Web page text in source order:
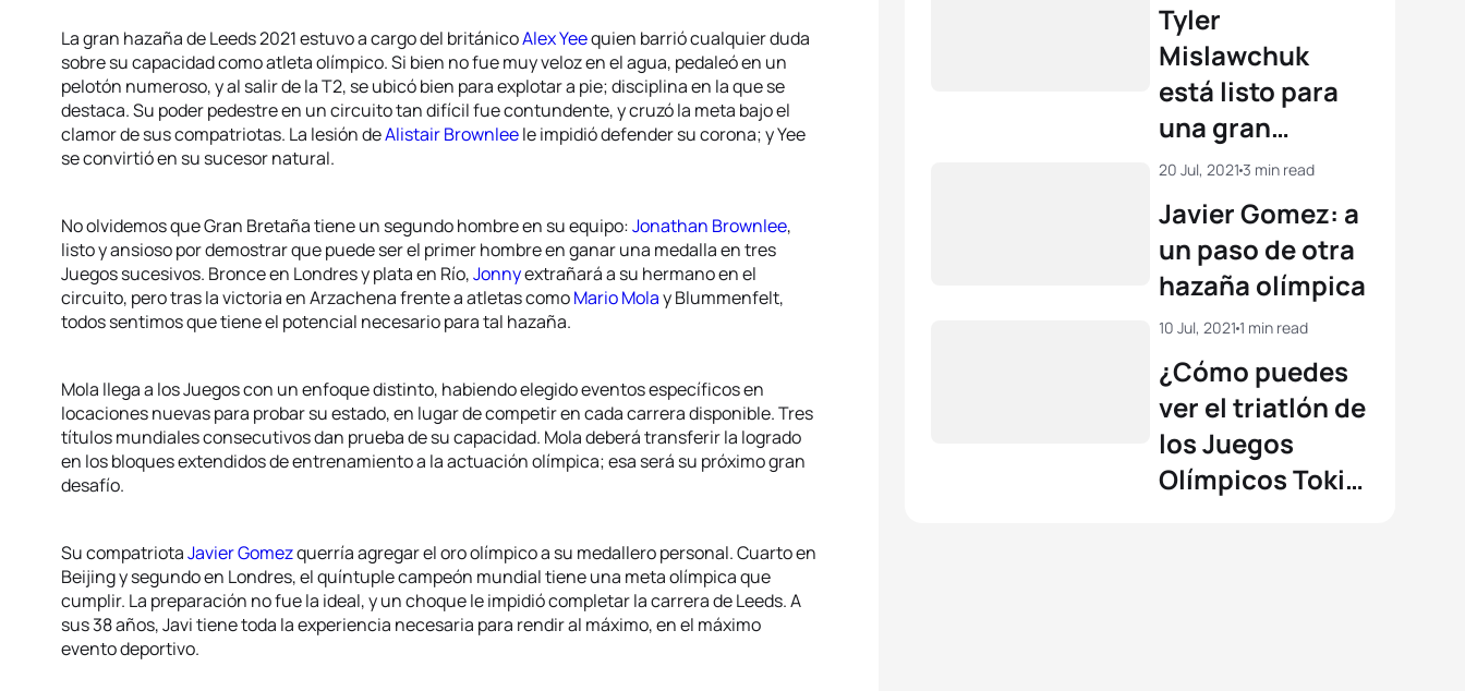
La gran hazaña de Leeds 2021 estuvo a cargo del británicoAlex Yeequien barrió cualquier duda
sobre su capacidad como atleta olímpico. Si bien no fue muy veloz en el agua, pedaleó en un
pelotón numeroso, y al salir de la T2, se ubicó bien para explotar a pie; disciplina en la que se
destaca. Su poder pedestre en un circuito tan difícil fue contundente, y cruzó la meta bajo el
clamor de sus compatriotas. La lesión deAlistair Brownleele impidió defender su corona; y Yee
se convirtió en su sucesor natural.
No olvidemos que Gran Bretaña tiene un segundo hombre en su equipo:Jonathan Brownlee,
listo y ansioso por demostrar que puede ser el primer hombre en ganar una medalla en tres
Juegos sucesivos. Bronce en Londres y plata en Río,Jonnyextrañará a su hermano en el
circuito, pero tras la victoria en Arzachena frente a atletas comoMario Molay Blummenfelt,
todos sentimos que tiene el potencial necesario para tal hazaña.
Mola llega a los Juegos con un enfoque distinto, habiendo elegido eventos específicos en
locaciones nuevas para probar su estado, en lugar de competir en cada carrera disponible. Tres
títulos mundiales consecutivos dan prueba de su capacidad. Mola deberá transferir la logrado
en los bloques extendidos de entrenamiento a la actuación olímpica; esa será su próximo gran
desafío.
Su compatriotaJavier Gomezquerría agregar el oro olímpico a su medallero personal. Cuarto en
Beijing y segundo en Londres, el quíntuple campeón mundial tiene una meta olímpica que
cumplir. La preparación no fue la ideal, y un choque le impidió completar la carrera de Leeds. A
sus 38 años, Javi tiene toda la experiencia necesaria para rendir al máximo, en el máximo
evento deportivo.
Tyler
Mislawchuk
está listo para
una gran
actuación en
Tokio
Javier Gomez: a
un paso de otra
hazaña olímpica
20 Jul, 2021 3 min read
¿Cómo puedes
ver el triatlón de
los Juegos
Olímpicos Tokio
10 Jul, 2021 1 min read